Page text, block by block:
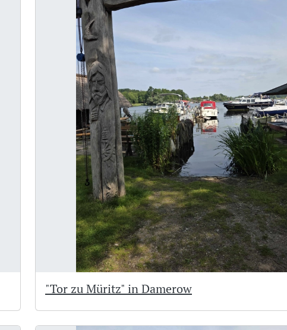
"Tor zu Müritz" in Damerow